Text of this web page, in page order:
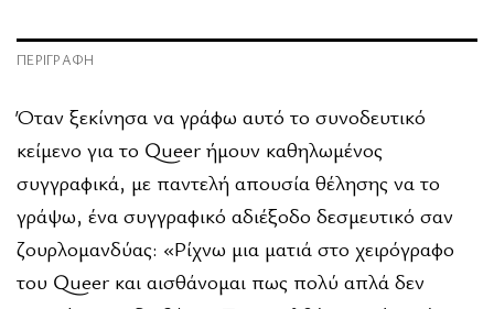
ΠΕΡΙΓΡΑΦΉ
Όταν ξεκίνησα να γράφω αυτό το συνοδευτικό
κείμενο για το Queer ήμουν καθηλωμένος
συγγραφικά, με παντελή απουσία θέλησης να το
γράψω, ένα συγγραφικό αδιέξοδο δεσμευτικό σαν
ζουρλομανδύας: «Ρίχνω μια ματιά στο χειρόγραφο
του Queer και αισθάνομαι πως πολύ απλά δεν